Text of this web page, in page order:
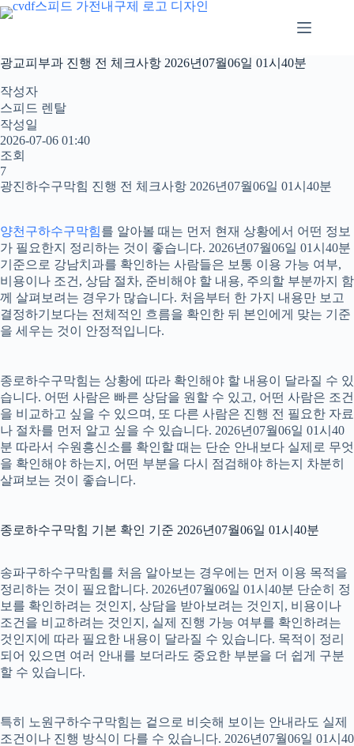
본
문
로
건
너
뛰
기
광교피부과 진행 전 체크사항 2026년07월06일 01시40분
작성자
스피드 렌탈
작성일
2026-07-06 01:40
조회
7
광진하수구막힘 진행 전 체크사항 2026년07월06일 01시40분
양천구하수구막힘를 알아볼 때는 먼저 현재 상황에서 어떤 정보
가 필요한지 정리하는 것이 좋습니다. 2026년07월06일 01시40분
기준으로 강남치과를 확인하는 사람들은 보통 이용 가능 여부,
비용이나 조건, 상담 절차, 준비해야 할 내용, 주의할 부분까지 함
께 살펴보려는 경우가 많습니다. 처음부터 한 가지 내용만 보고
결정하기보다는 전체적인 흐름을 확인한 뒤 본인에게 맞는 기준
을 세우는 것이 안정적입니다.
종로하수구막힘는 상황에 따라 확인해야 할 내용이 달라질 수 있
습니다. 어떤 사람은 빠른 상담을 원할 수 있고, 어떤 사람은 조건
을 비교하고 싶을 수 있으며, 또 다른 사람은 진행 전 필요한 자료
나 절차를 먼저 알고 싶을 수 있습니다. 2026년07월06일 01시40
분 따라서 수원흥신소를 확인할 때는 단순 안내보다 실제로 무엇
을 확인해야 하는지, 어떤 부분을 다시 점검해야 하는지 차분히
살펴보는 것이 좋습니다.
종로하수구막힘 기본 확인 기준 2026년07월06일 01시40분
송파구하수구막힘를 처음 알아보는 경우에는 먼저 이용 목적을
정리하는 것이 필요합니다. 2026년07월06일 01시40분 단순히 정
보를 확인하려는 것인지, 상담을 받아보려는 것인지, 비용이나
조건을 비교하려는 것인지, 실제 진행 가능 여부를 확인하려는
것인지에 따라 필요한 내용이 달라질 수 있습니다. 목적이 정리
되어 있으면 여러 안내를 보더라도 중요한 부분을 더 쉽게 구분
할 수 있습니다.
특히 노원구하수구막힘는 겉으로 비슷해 보이는 안내라도 실제
조건이나 진행 방식이 다를 수 있습니다. 2026년07월06일 01시40